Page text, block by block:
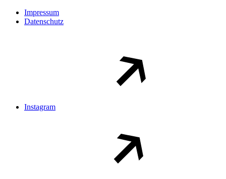
Impressum
Datenschutz
Instagram